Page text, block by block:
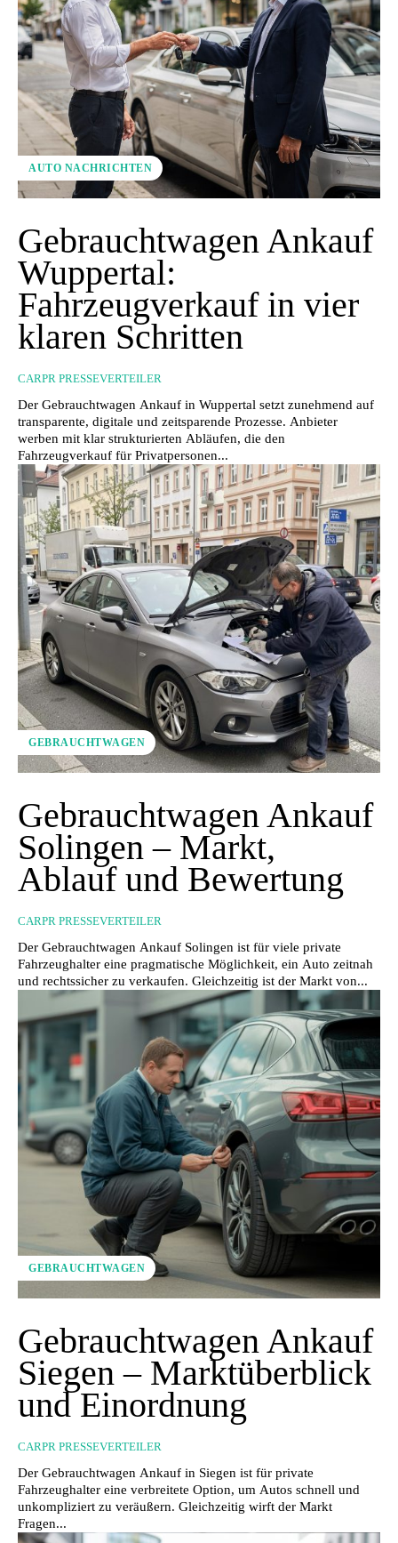
AUTO NACHRICHTEN
Gebrauchtwagen Ankauf
Wuppertal:
Fahrzeugverkauf in vier
klaren Schritten
CARPR PRESSEVERTEILER
Der Gebrauchtwagen Ankauf in Wuppertal setzt zunehmend auf
transparente, digitale und zeitsparende Prozesse. Anbieter
werben mit klar strukturierten Abläufen, die den
Fahrzeugverkauf für Privatpersonen...
GEBRAUCHTWAGEN
Gebrauchtwagen Ankauf
Solingen – Markt,
Ablauf und Bewertung
CARPR PRESSEVERTEILER
Der Gebrauchtwagen Ankauf Solingen ist für viele private
Fahrzeughalter eine pragmatische Möglichkeit, ein Auto zeitnah
und rechtssicher zu verkaufen. Gleichzeitig ist der Markt von...
GEBRAUCHTWAGEN
Gebrauchtwagen Ankauf
Siegen – Marktüberblick
und Einordnung
CARPR PRESSEVERTEILER
Der Gebrauchtwagen Ankauf in Siegen ist für private
Fahrzeughalter eine verbreitete Option, um Autos schnell und
unkompliziert zu veräußern. Gleichzeitig wirft der Markt
Fragen...